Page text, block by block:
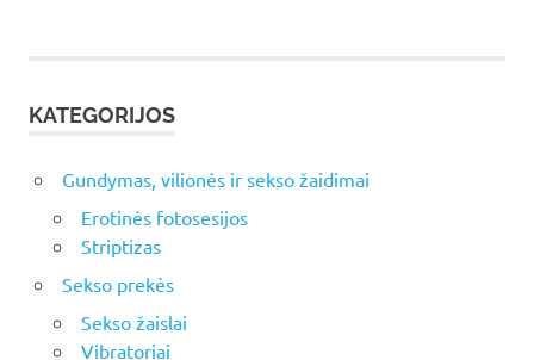
KATEGORIJOS
Gundymas, vilionės ir sekso žaidimai
Erotinės fotosesijos
Striptizas
Sekso prekės
Sekso žaislai
Vibratoriai